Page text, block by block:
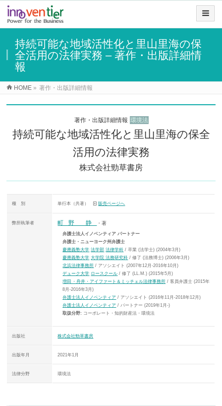
持続可能な地域活性化と里山里海の保
全活用の法律実務 – 著作・出版詳細情
報
HOME » 著作・出版詳細情報
著作・出版詳細情報 環境法
持続可能な地域活性化と里山里海の保全
活用の法律実務
株式会社勁草書房
種 別 単行本（共著） 販売ページへ
弊所執筆者 町野 静 ・著
弁護士法人イノベンティア パートナー
弁護士・ニューヨーク州弁護士
慶應義塾大学 法学部 法律学科 / 卒業 (法学士) (2004年3月)
慶應義塾大学 大学院 法務研究科 / 修了 (法務博士) (2006年3月)
北浜法律事務所 / アソシエイト (2007年12月-2016年10月)
デューク大学 ロースクール / 修了 (LL.M.) (2015年5月)
増田・舟井・アイファート＆ミッチェル法律事務所 / 客員弁護士 (2015年
8月-2016年3月)
弁護士法人イノベンティア / アソシエイト (2016年11月-2018年12月)
弁護士法人イノベンティア / パートナー (2019年1月-)
取扱分野: コーポレート・知的財産法・環境法
出版社 株式会社勁草書房
出版年月 2021年1月
法律分野 環境法